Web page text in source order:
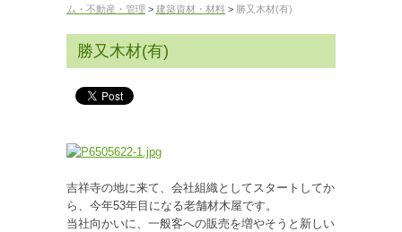
ム・不動産・管理 > 建築資材・材料 > 勝又木材(有)
勝又木材(有)
吉祥寺の地に来て、会社組織としてスタートしてか
ら、今年53年目になる老舗材木屋です。
当社向かいに、一般客への販売を増やそうと新しい